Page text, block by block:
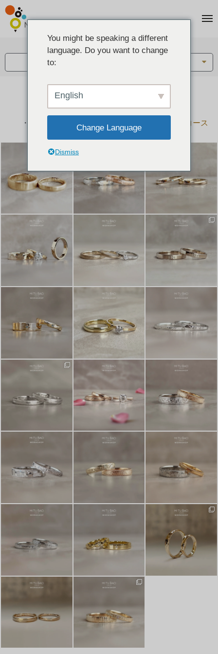
結婚指輪とペアリングのデザイン集
下記コースで手作りされた作品をご紹介します
手作り結婚指輪コース
手作りペアリングコース
You might be speaking a different
language. Do you want to change
to:
English
Change Language
Dismiss